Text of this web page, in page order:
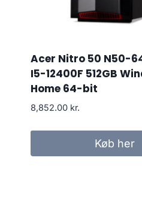
Acer Nitro 50 N50-
I5-12400F 512GB
Home 64-bit
8,852.00 kr.
Køb her